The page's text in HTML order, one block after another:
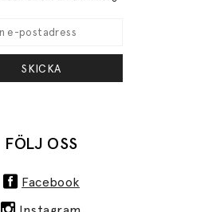
SKICKA
FÖLJ OSS
Facebook